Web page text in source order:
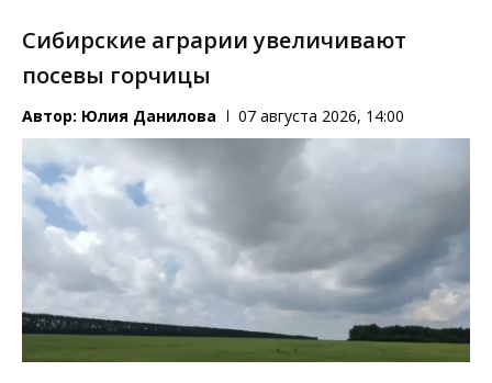
Сибирские аграрии увеличивают
посевы горчицы
Автор: Юлия Данилова 07 августа 2026, 14:00